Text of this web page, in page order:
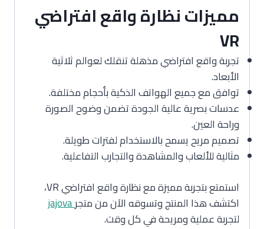
مميزات نظارة واقع افتراضي
VR
تجربة واقع افتراضي مذهلة تنقلك لعوالم ثلاثية
الأبعاد.
توافق مع جميع الهواتف الذكية بأحجام مختلفة.
عدسات بصرية عالية الجودة تضمن وضوح الصورة
وراحة العين.
تصميم مريح يسمح بالاستخدام لفترات طويلة.
مثالية للألعاب والمشاهدة والتجارب التفاعلية.
استمتع بتجربة مميزة مع نظارة واقع افتراضي VR،
اكتشف هذا المنتج وتسوقه الآن من متجرjajova
لتجربة عملية ومريحة في كل وقت.